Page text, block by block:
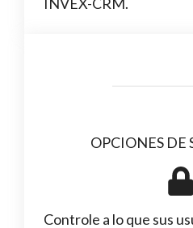
OPCIONES DE
Controle a lo que sus